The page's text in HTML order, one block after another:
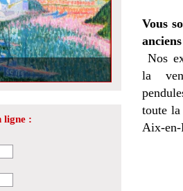
ligne :
Vous
Nos
la
toute
Aix-en-